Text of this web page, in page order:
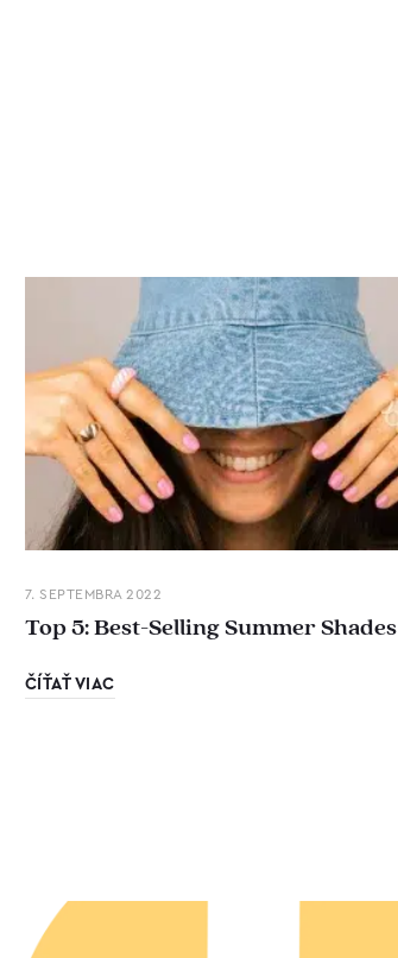
7. SEPTEMBRA 2022
Top 5: Best-Selling Summer Shades
ČÍŤAŤ VIAC